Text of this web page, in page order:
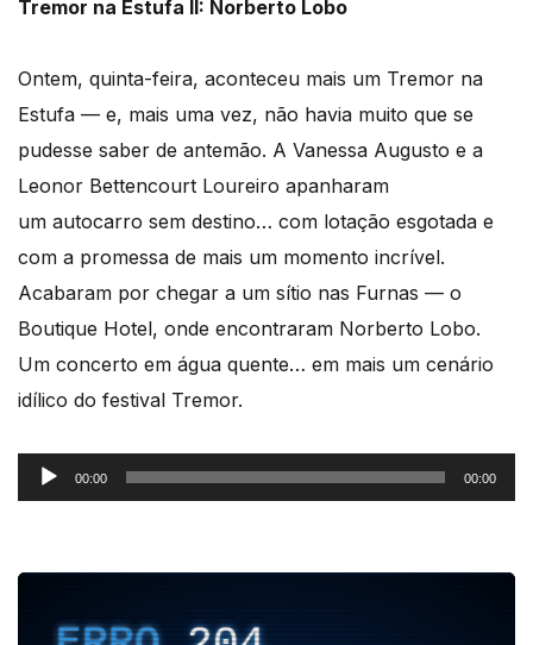
Tremor na Estufa II: Norberto Lobo
Ontem, quinta-feira, aconteceu mais um Tremor na
Estufa — e, mais uma vez, não havia muito que se
pudesse saber de antemão. A Vanessa Augusto e a
Leonor Bettencourt Loureiro apanharam
um autocarro sem destino… com lotação esgotada e
com a promessa de mais um momento incrível.
Acabaram por chegar a um sítio nas Furnas — o
Boutique Hotel, onde encontraram Norberto Lobo.
Um concerto em água quente… em mais um cenário
idílico do festival Tremor.
Reprodutor
de
00:00 00:00